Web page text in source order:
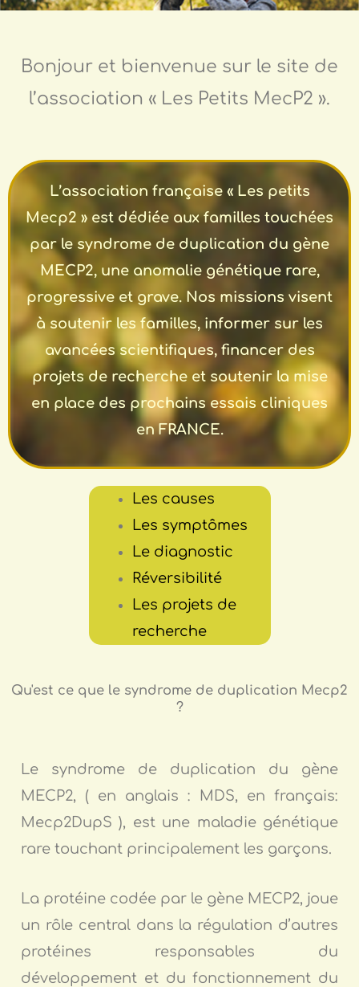
Bonjour et bienvenue sur le site de
l’association « Les Petits MecP2 ».
L’association française « Les petits
Mecp2 » est dédiée aux familles touchées
par le syndrome de duplication du gène
MECP2, une anomalie génétique rare,
progressive et grave. Nos missions visent
à soutenir les familles, informer sur les
avancées scientifiques, financer des
projets de recherche et soutenir la mise
en place des prochains essais cliniques
en FRANCE.
Les causes
Les symptômes
Le diagnostic
Réversibilité
Les projets de
recherche
Qu'est ce que le syndrome de duplication Mecp2
?
Le syndrome de duplication du gène
MECP2, ( en anglais : MDS, en français:
Mecp2DupS ), est une maladie génétique
rare touchant principalement les garçons.
La protéine codée par le gène MECP2, joue
un rôle central dans la régulation d’autres
protéines responsables du
développement et du fonctionnement du